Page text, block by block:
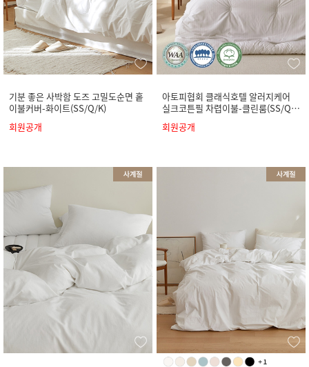
기분 좋은 사박함 도즈 고밀도순면 홑
이불커버-화이트(SS/Q/K)
회원공개
아토피협회 클래식호텔 알러지케어
실크코튼필 차렵이불-클린룸(SS/Q/
회원공개